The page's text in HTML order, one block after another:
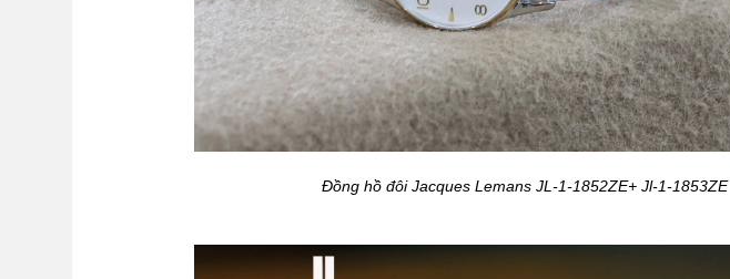
Đồng hồ đôi Jacques Lemans JL-1-1852ZE+ Jl-1-1853ZE